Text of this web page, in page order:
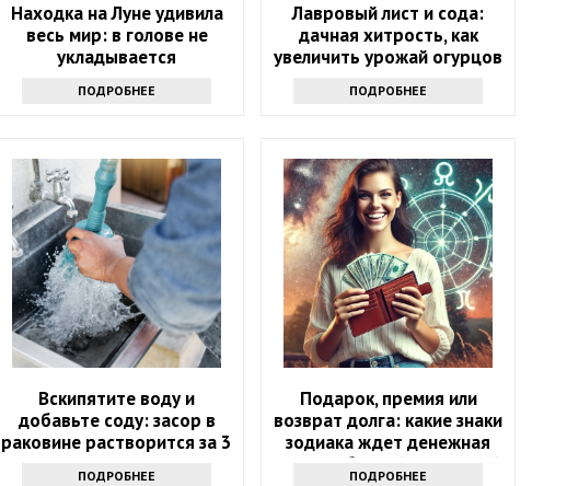
Находка на Луне удивила
весь мир: в голове не
укладывается
ПОДРОБНЕЕ
Лавровый лист и сода:
дачная хитрость, как
увеличить урожай огурцов
ПОДРОБНЕЕ
Вскипятите воду и
добавьте соду: засор в
раковине растворится за 3
ПОДРОБНЕЕ
Подарок, премия или
возврат долга: какие знаки
зодиака ждет денежная
удача в ближайшие 5 дней
ПОДРОБНЕЕ